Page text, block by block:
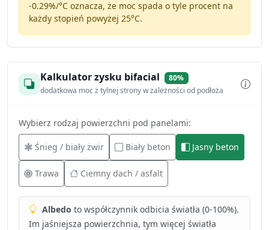
-0.29%/°Coznacza, że moc spada o tyle procent na
każdy stopień powyżej 25°C.
Kalkulator zysku bifacial
80%
dodatkowa moc z tylnej strony w zależności od podłoża
Wybierz rodzaj powierzchni pod panelami:
Śnieg / biały żwir Biały beton Jasny beton
Trawa Ciemny dach / asfalt
Albedo to współczynnik odbicia światła (0-100%).
Im jaśniejsza powierzchnia, tym więcej światła